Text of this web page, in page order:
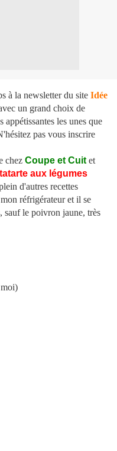
à la newsletter du site Idée
un grand choix de
appétissantes les unes que
pas vous inscrire
chez Coupe et Cuit et
aux légumes
d'autres recettes
réfrigérateur et il se
sauf le poivron jaune, très